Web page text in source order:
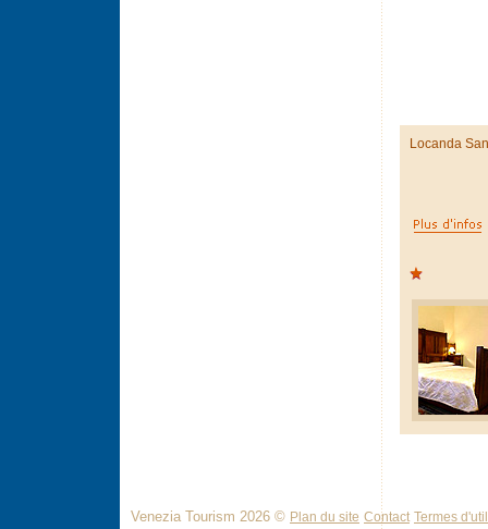
Locanda
Venezia Tourism 2026 © Plan du site Contact Termes